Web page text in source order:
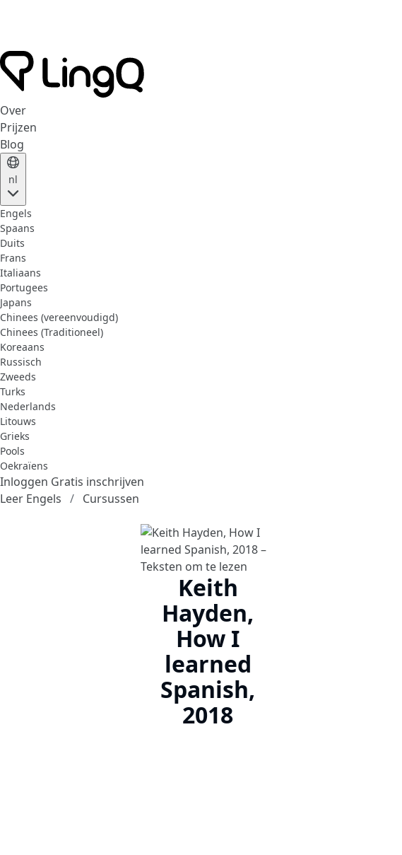
Over
Prijzen
Blog
nl
Engels
Spaans
Duits
Frans
Italiaans
Portugees
Japans
Chinees (vereenvoudigd)
Chinees (Traditioneel)
Koreaans
Russisch
Zweeds
Turks
Nederlands
Litouws
Grieks
Pools
Oekraïens
Inloggen Gratis inschrijven
Leer Engels
Cursussen
Keith
Hayden,
How I
learned
Spanish,
2018